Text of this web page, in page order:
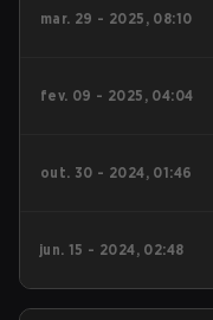
mar. 29 - 2025, 08:10
fev. 09 - 2025, 04:04
out. 30 - 2024, 01:46
jun. 15 - 2024, 02:48